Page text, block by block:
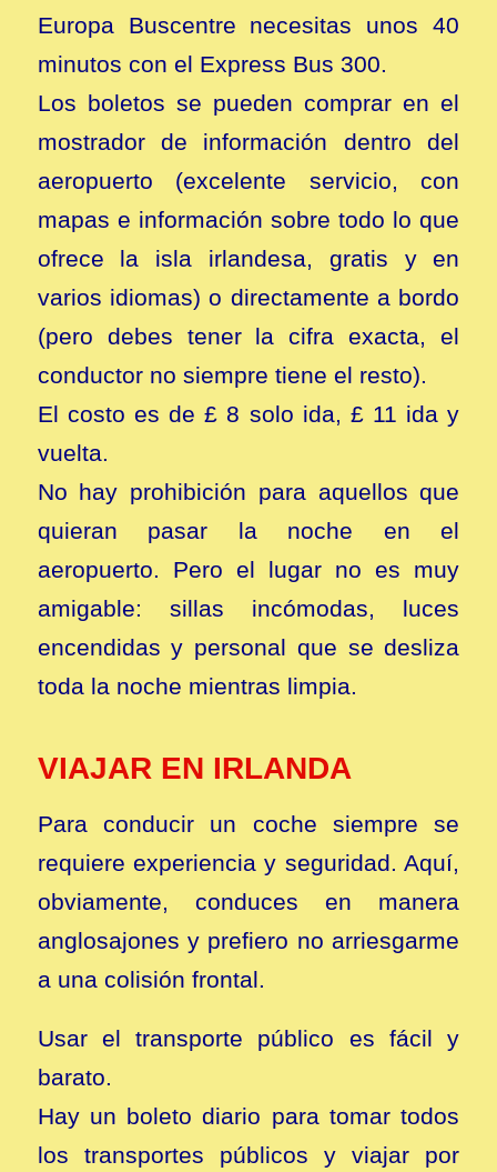
Europa Buscentre necesitas unos 40
minutos con el Express Bus 300.
Los boletos se pueden comprar en el
mostrador de información dentro del
aeropuerto (excelente servicio, con
mapas e información sobre todo lo que
ofrece la isla irlandesa, gratis y en
varios idiomas) o directamente a bordo
(pero debes tener la cifra exacta, el
conductor no siempre tiene el resto).
El costo es de £ 8 solo ida, £ 11 ida y
vuelta.
No hay prohibición para aquellos que
quieran pasar la noche en el
aeropuerto. Pero el lugar no es muy
amigable: sillas incómodas, luces
encendidas y personal que se desliza
toda la noche mientras limpia.
VIAJAR EN IRLANDA
Para conducir un coche siempre se
requiere experiencia y seguridad. Aquí,
obviamente, conduces en manera
anglosajones y prefiero no arriesgarme
a una colisión frontal.
Usar el transporte público es fácil y
barato.
Hay un boleto diario para tomar todos
los transportes públicos y viajar por